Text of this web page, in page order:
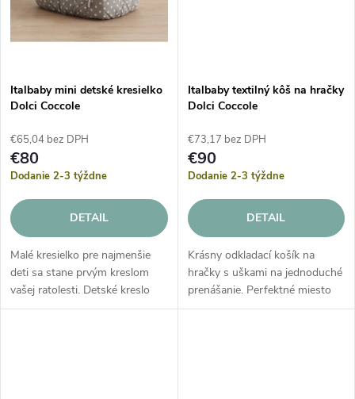
Italbaby mini detské kresielko
Dolci Coccole
€65,04 bez DPH
€80
Dodanie 2-3 týždne
DETAIL
Malé kresielko pre najmenšie
deti sa stane prvým kreslom
vašej ratolesti. Detské kreslo
môže slúžiť aj ako rozkošná
Italbaby textilný kôš na hračky
Dolci Coccole
€73,17 bez DPH
€90
Dodanie 2-3 týždne
DETAIL
Krásny odkladací košík na
hračky s uškami na jednoduché
prenášanie. Perfektné miesto
na uloženie hračiek alebo